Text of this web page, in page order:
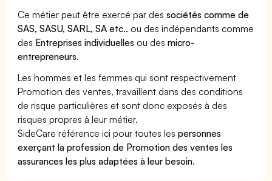
Ce métier peut être exercé par dessociétés comme de
SAS, SASU, SARL, SA etc.. ou des indépendants comme
des Entreprises individuelles ou desmicro-
entrepreneurs.
Les hommes et les femmes qui sont respectivement
Promotion des ventes, travaillent dans des conditions
de risque particulières et sont donc exposés à des
risques propres à leur métier.
SideCare référence ici pour toutes lespersonnes
exerçant la profession de Promotion des ventes les
assurances les plus adaptées à leur besoin.